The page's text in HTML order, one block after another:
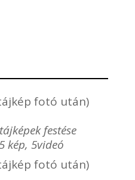
fotó után)
festése
kép, 5videó
fotó után)